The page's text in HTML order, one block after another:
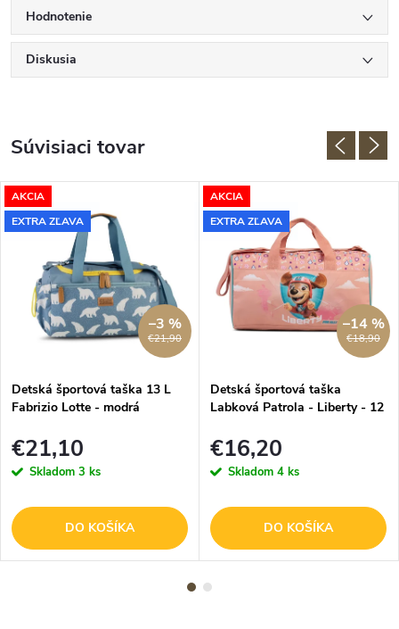
Hodnotenie
Diskusia
Súvisiaci tovar
AKCIA
EXTRA ZĽAVA
€21,90
–3 %
Detská športová taška 13 L
Fabrizio Lotte - modrá
€21,10
Skladom 3 ks
DO KOŠÍKA
AKCIA
EXTRA ZĽAVA
€18,90
–14 %
Detská športová taška
Labková Patrola - Liberty - 12
€16,20
Skladom 4 ks
DO KOŠÍKA